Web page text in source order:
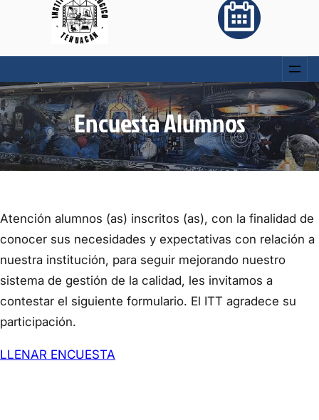
Encuesta Alumnos
Atención alumnos (as) inscritos (as), con la finalidad de
conocer sus necesidades y expectativas con relación a
nuestra institución, para seguir mejorando nuestro
sistema de gestión de la calidad, les invitamos a
contestar el siguiente formulario. El ITT agradece su
participación.
LLENAR ENCUESTA